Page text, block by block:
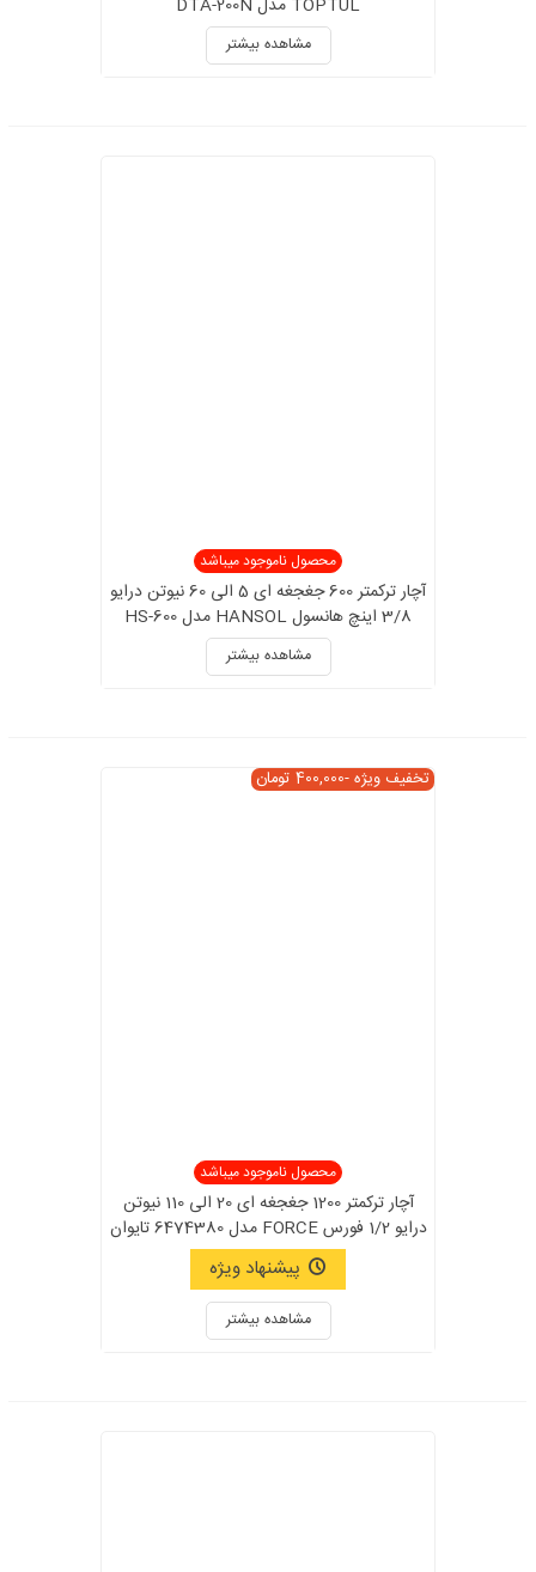
TOPTUL مدل DTA-200N
مشاهده بیشتر
محصول ناموجود میباشد
آچار ترکمتر 600 جغجغه ای 5 الی 60 نیوتن درایو
3/8 اینچ هانسول HANSOL مدل HS-600
کالیبراسیون دار
مشاهده بیشتر
تخفیف ویژه-400,000 تومان
محصول ناموجود میباشد
آچار ترکمتر 1200 جغجغه ای 20 الی 110 نیوتن
درایو 1/2 فورس FORCE مدل 6474380 تایوان
پیشنهاد ویژه
مشاهده بیشتر